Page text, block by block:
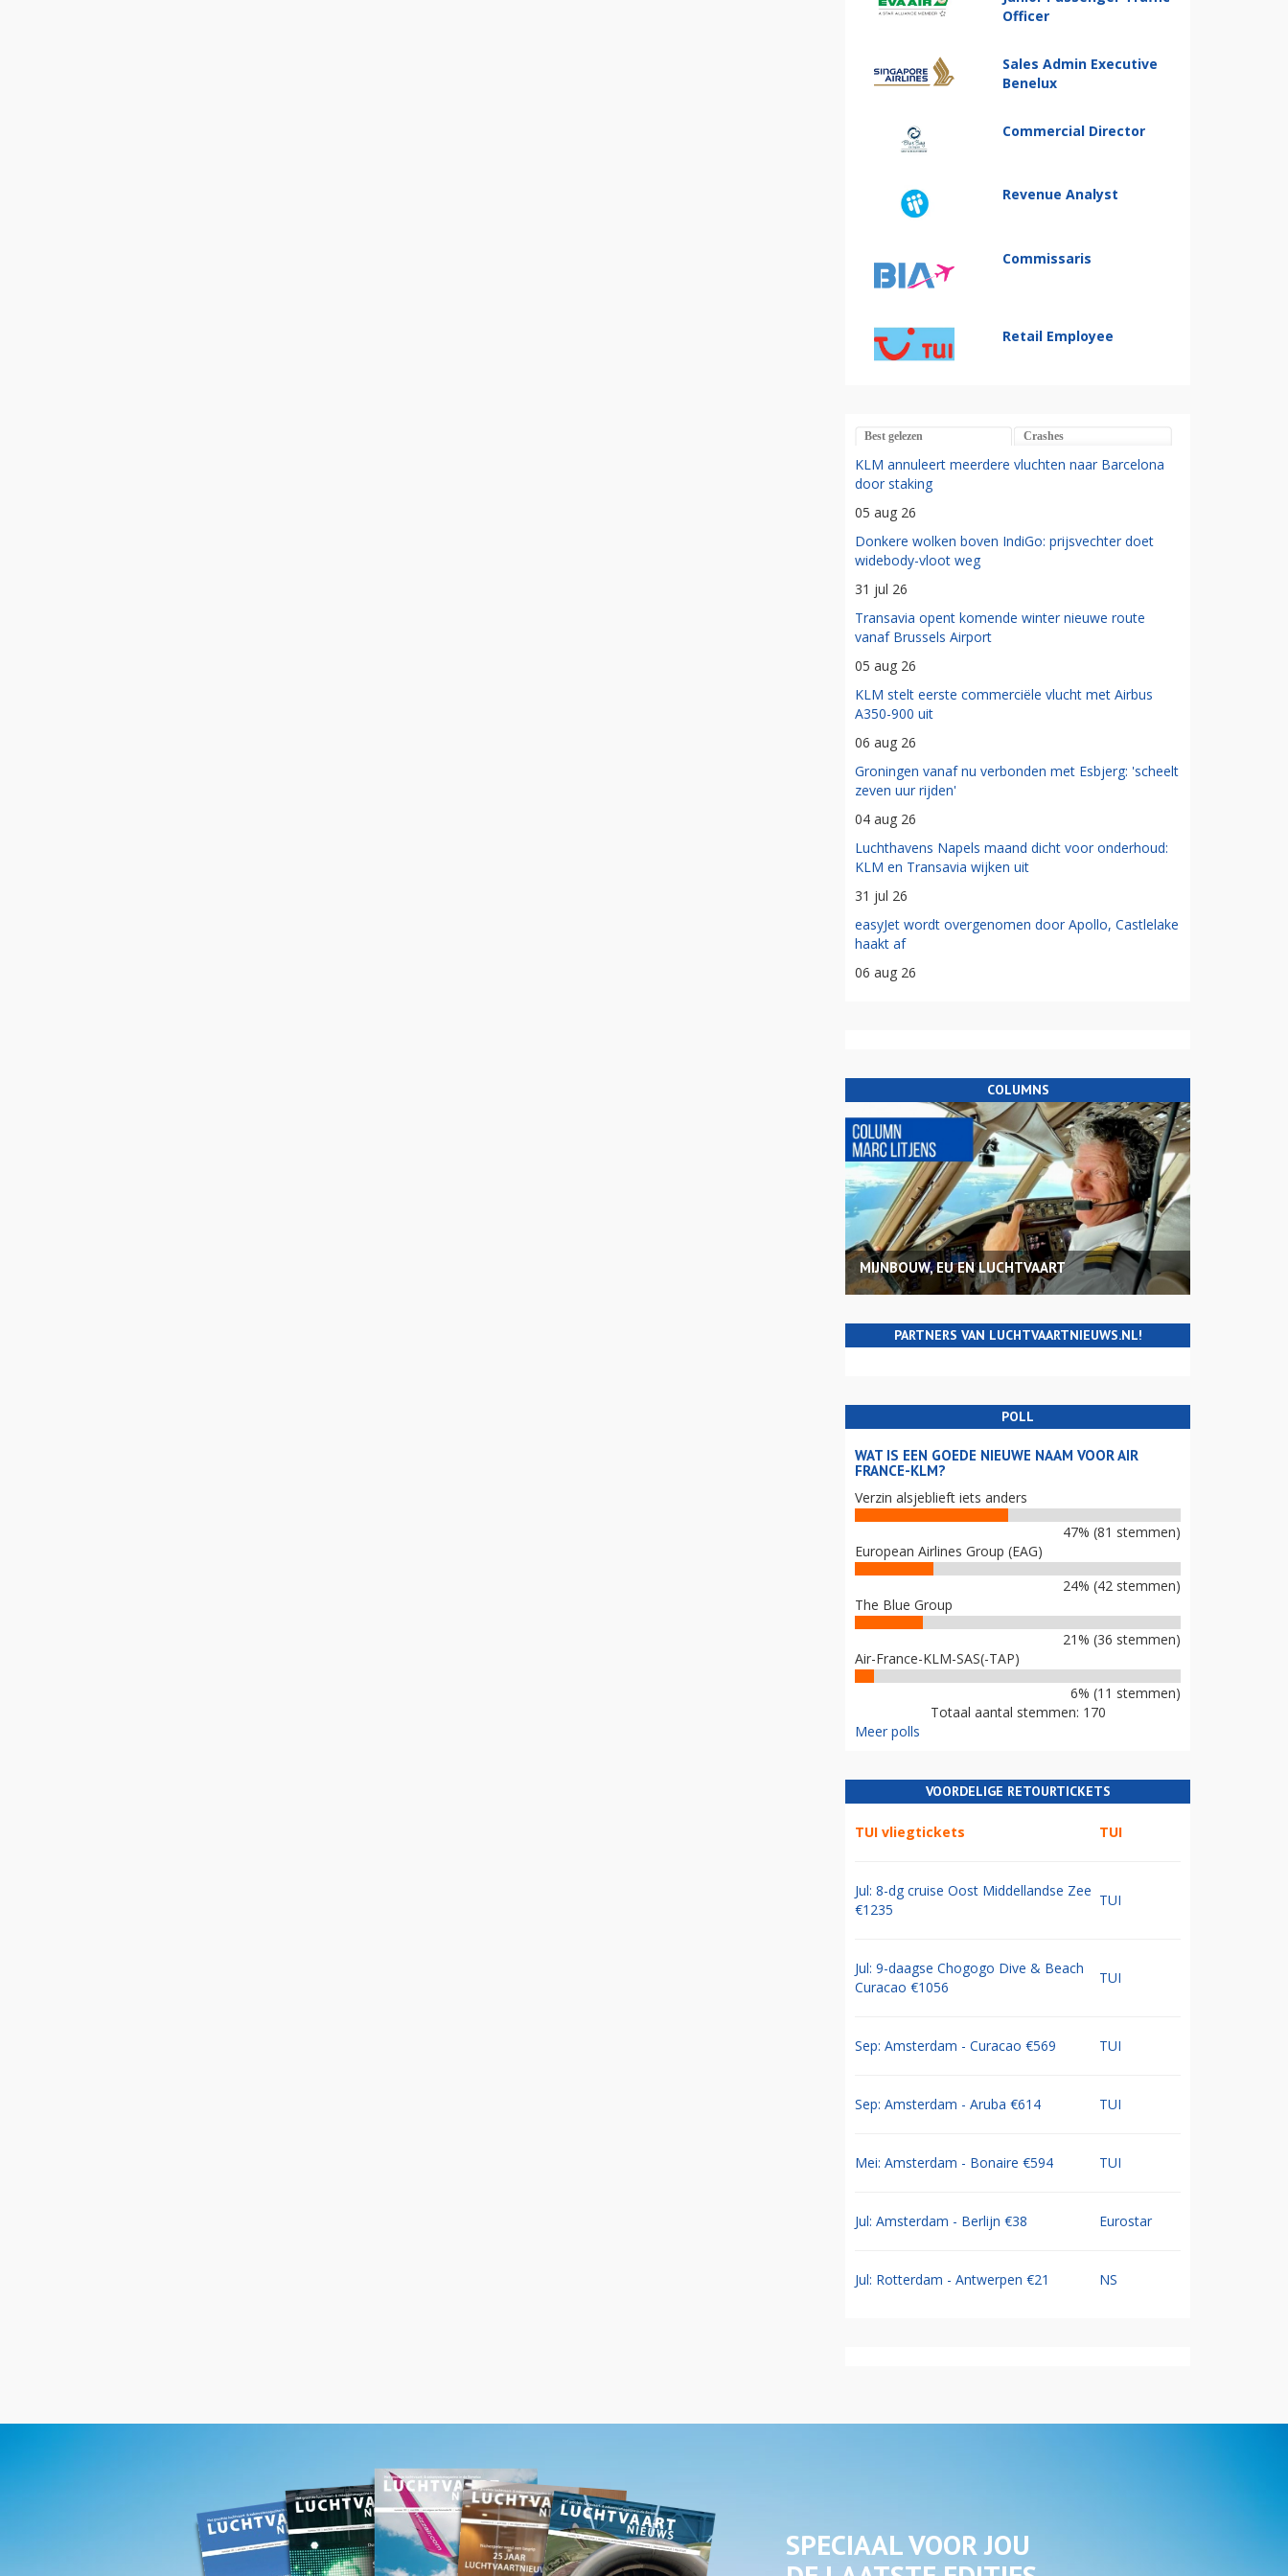
Officer
Sales Admin Executive
Benelux
Commercial Director
Revenue Analyst
Commissaris
Retail Employee
Best gelezen Crashes
KLM annuleert meerdere vluchten naar Barcelona
door staking
05 aug 26
Donkere wolken boven IndiGo: prijsvechter doet
widebody-vloot weg
31 jul 26
Transavia opent komende winter nieuwe route
vanaf Brussels Airport
05 aug 26
KLM stelt eerste commerciële vlucht met Airbus
A350-900 uit
06 aug 26
Groningen vanaf nu verbonden met Esbjerg: 'scheelt
zeven uur rijden'
04 aug 26
Luchthavens Napels maand dicht voor onderhoud:
KLM en Transavia wijken uit
31 jul 26
easyJet wordt overgenomen door Apollo, Castlelake
haakt af
06 aug 26
COLUMNS
MIJNBOUW, EU EN LUCHTVAART
PARTNERS VAN LUCHTVAARTNIEUWS.NL!
POLL
WAT IS EEN GOEDE NIEUWE NAAM VOOR AIR
FRANCE-KLM?
Verzin alsjeblieft iets anders
47% (81 stemmen)
European Airlines Group (EAG)
24% (42 stemmen)
The Blue Group
21% (36 stemmen)
Air-France-KLM-SAS(-TAP)
6% (11 stemmen)
Totaal aantal stemmen: 170
Meer polls
VOORDELIGE RETOURTICKETS
TUI vliegtickets TUI
Jul: 8-dg cruise Oost Middellandse Zee
€1235
TUI
Jul: 9-daagse Chogogo Dive & Beach
Curacao €1056
TUI
Sep: Amsterdam - Curacao €569 TUI
Sep: Amsterdam - Aruba €614 TUI
Mei: Amsterdam - Bonaire €594 TUI
Jul: Amsterdam - Berlijn €38 Eurostar
Jul: Rotterdam - Antwerpen €21 NS
SPECIAAL VOOR JOU